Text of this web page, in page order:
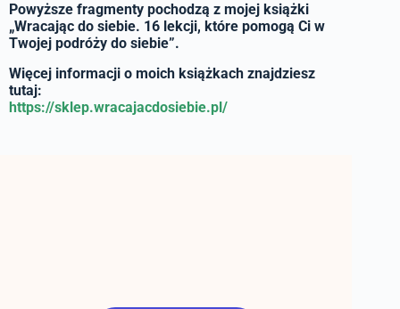
Powyższe fragmenty pochodzą z mojej książki
„Wracając do siebie. 16 lekcji, które pomogą Ci w
Twojej podróży do siebie”.
Więcej informacji o moich książkach znajdziesz
tutaj:
https://sklep.wracajacdosiebie.pl/